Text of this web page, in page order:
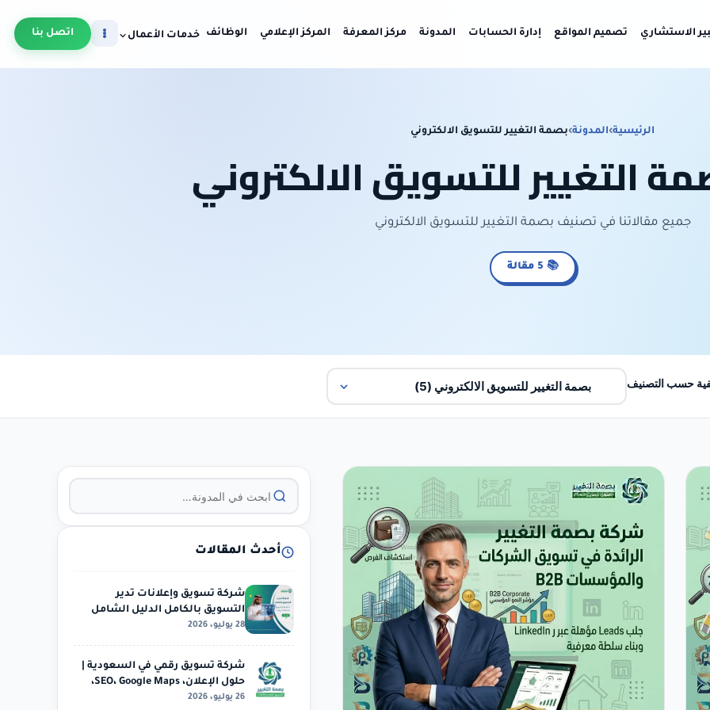
الاستشاري تصميم المواقع إدارة الحسابات المدونة مركز المعرفة المركز الإعلامي الوظائف خدمات الأعمال اتصل بنا
الرئيسية›المدونة›بصمة التغيير للتسويق الالكتروني
التغيير للتسويق الالكتروني
جميع مقالاتنا في تصنيف بصمة التغيير للتسويق الالكتروني
📚 5 مقالة
حسب التصنيف
أحدث المقالات
شركة تسويق وإعلانات تدير
التسويق بالكامل الدليل الشامل
للتسويق
28 يوليو، 2026
شركة تسويق رقمي في السعودية |
حلول الإعلان، SEO، Google Maps،
الحملات…
26 يوليو، 2026